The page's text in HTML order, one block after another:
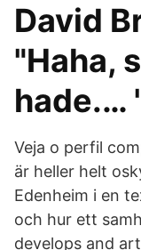
David
"Haha,
hade.…
Veja o perfil
är heller helt
Edenheim i en
och hur ett
develops and